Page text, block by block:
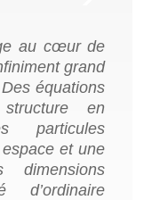
au cœur de
grand
équations
en
particules
et une
dimensions